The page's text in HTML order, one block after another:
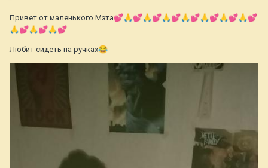
Привет от маленького Мэта💕🙏💕🙏💕🙏💕🙏💕🙏💕🙏💕🙏💕
🙏💕🙏💕🙏💕
Любит сидеть на ручках😂